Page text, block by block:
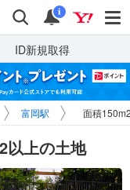
検索 通知
i
ID新規取得
富岡駅 面積
以上の土地